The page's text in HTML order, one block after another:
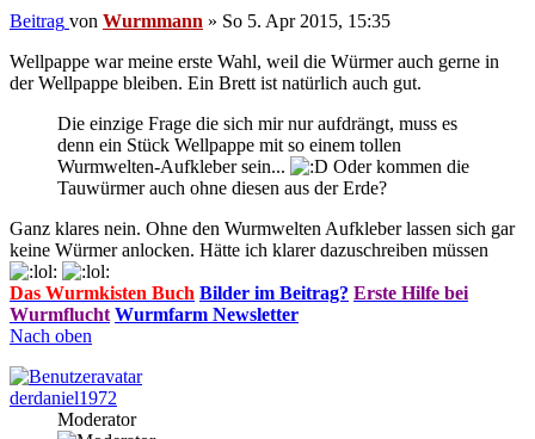
Beitrag von Wurmmann » So 5. Apr 2015, 15:35
Wellpappe war meine erste Wahl, weil die Würmer auch gerne in
der Wellpappe bleiben. Ein Brett ist natürlich auch gut.
Die einzige Frage die sich mir nur aufdrängt, muss es
denn ein Stück Wellpappe mit so einem tollen
Wurmwelten-Aufkleber sein...
Oder kommen die
Tauwürmer auch ohne diesen aus der Erde?
Ganz klares nein. Ohne den Wurmwelten Aufkleber lassen sich gar
keine Würmer anlocken. Hätte ich klarer dazuschreiben müssen
Das Wurmkisten Buch Bilder im Beitrag? Erste Hilfe bei
Wurmflucht Wurmfarm Newsletter
Nach oben
derdaniel1972
Moderator